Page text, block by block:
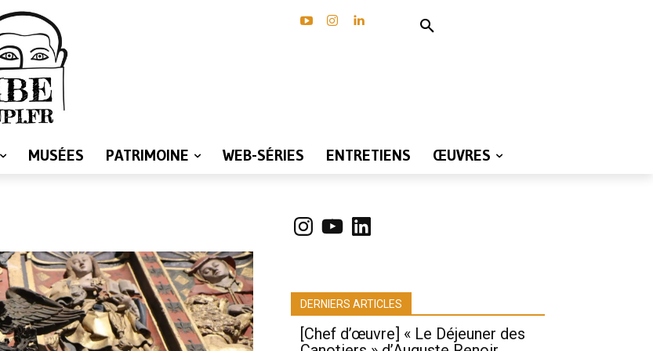
MUSÉES PATRIMOINE WEB-SÉRIES ENTRETIENS ŒUVRES
Instagram
YouTubeLinkedIn
DERNIERS ARTICLES
[Chef d’œuvre] « Le Déjeuner des